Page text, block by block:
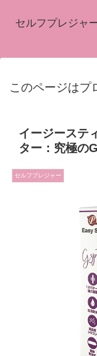
セルフプレジャ
このページはプ
イージーステ
ター：究極の
セルフプレジャー